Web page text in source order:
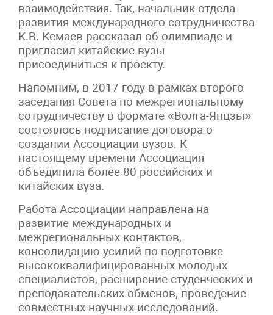
взаимодействия. Так, начальник отдела
развития международного сотрудничества
К.В. Кемаев рассказал об олимпиаде и
пригласил китайские вузы
присоединиться к проекту.
Напомним, в 2017 году в рамках второго
заседания Совета по межрегиональному
сотрудничеству в формате «Волга-Янцзы»
состоялось подписание договора о
создании Ассоциации вузов. К
настоящему времени Ассоциация
объединила более 80 российских и
китайских вуза.
Работа Ассоциации направлена на
развитие международных и
межрегиональных контактов,
консолидацию усилий по подготовке
высококвалифицированных молодых
специалистов, расширение студенческих и
преподавательских обменов, проведение
совместных научных исследований.